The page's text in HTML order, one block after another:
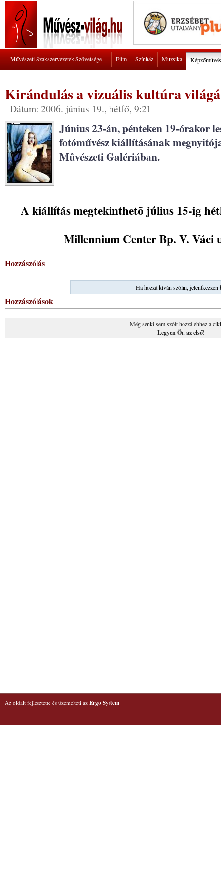
Művészeti Szakszervezetek Szövetsége Film Színház Muzsika
Kirándulás a vizuális kultúra
Dátum: 2006. június 19., hétfő, 9:21
Június 23-án, pénteken 19-órakor
fotóművész kiállításának
Mûvészeti Galériában.
A kiállítás megtekinthetõ július 15-ig
Millennium Center Bp. V. Váci
Hozzászólás
Ha hozzá kíván szólni, jelentkezzen
Hozzászólások
Még senki sem szólt hozzá ehhez a
Legyen Ön az első!
Az oldalt fejlesztette és üzemelteti az Ergo System